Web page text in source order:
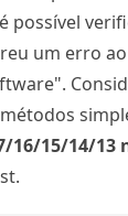
possível
um erro
16/15/14/13